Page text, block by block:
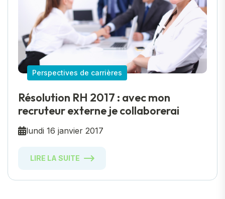
Perspectives de carrières
Résolution RH 2017 : avec mon
recruteur externe je collaborerai
lundi 16 janvier 2017
LIRE LA SUITE